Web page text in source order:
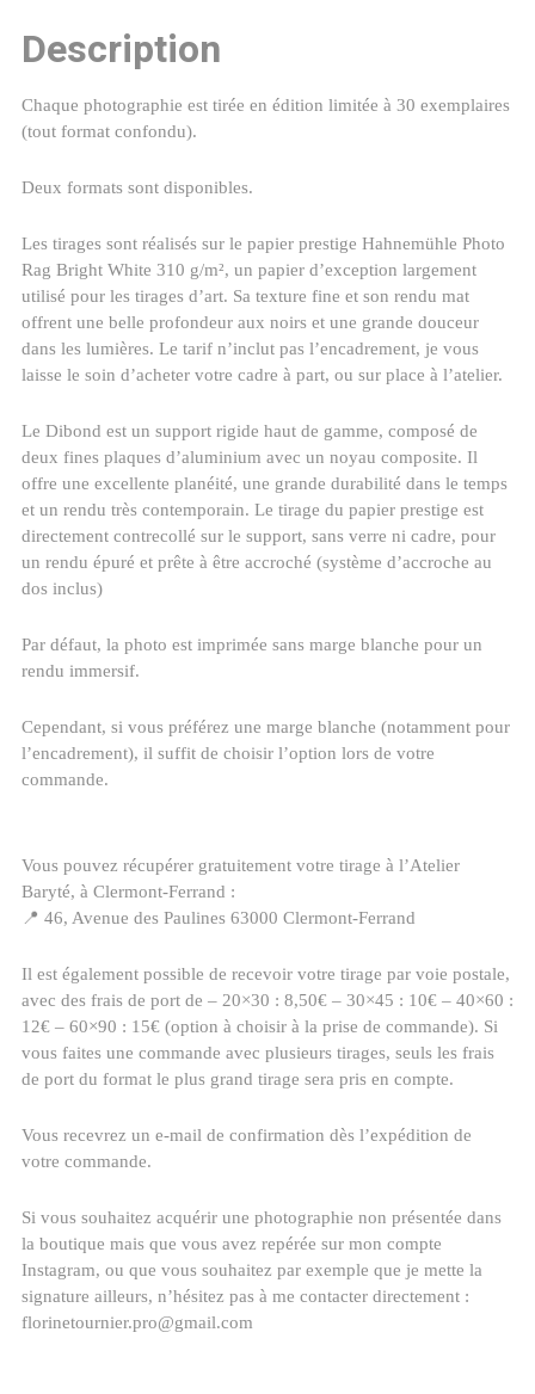
Description
Chaque photographie est tirée en édition limitée à 30 exemplaires
(tout format confondu).
Deux formats sont disponibles.
Les tirages sont réalisés sur le papier prestige Hahnemühle Photo
Rag Bright White 310 g/m², un papier d’exception largement
utilisé pour les tirages d’art. Sa texture fine et son rendu mat
offrent une belle profondeur aux noirs et une grande douceur
dans les lumières. Le tarif n’inclut pas l’encadrement, je vous
laisse le soin d’acheter votre cadre à part, ou sur place à l’atelier.
Le Dibond est un support rigide haut de gamme, composé de
deux fines plaques d’aluminium avec un noyau composite. Il
offre une excellente planéité, une grande durabilité dans le temps
et un rendu très contemporain. Le tirage du papier prestige est
directement contrecollé sur le support, sans verre ni cadre, pour
un rendu épuré et prête à être accroché (système d’accroche au
dos inclus)
Par défaut, la photo est imprimée sans marge blanche pour un
rendu immersif.
Cependant, si vous préférez une marge blanche (notamment pour
l’encadrement), il suffit de choisir l’option lors de votre
commande.
Vous pouvez récupérer gratuitement votre tirage à l’Atelier
Baryté, à Clermont-Ferrand :
📍 46, Avenue des Paulines 63000 Clermont-Ferrand
Il est également possible de recevoir votre tirage par voie postale,
avec des frais de port de – 20×30 : 8,50€ – 30×45 : 10€ – 40×60 :
12€ – 60×90 : 15€ (option à choisir à la prise de commande). Si
vous faites une commande avec plusieurs tirages, seuls les frais
de port du format le plus grand tirage sera pris en compte.
Vous recevrez un e-mail de confirmation dès l’expédition de
votre commande.
Si vous souhaitez acquérir une photographie non présentée dans
la boutique mais que vous avez repérée sur mon compte
Instagram, ou que vous souhaitez par exemple que je mette la
signature ailleurs, n’hésitez pas à me contacter directement :
florinetournier.pro@gmail.com